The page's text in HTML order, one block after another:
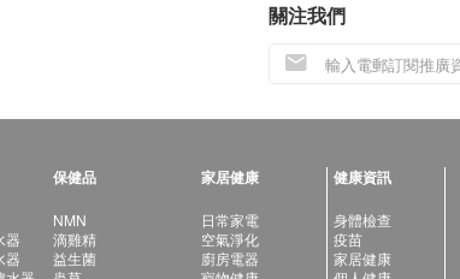
關注我們
器
器
保健品
NMN
滴雞精
益生菌
家居健康
日常家電
空氣淨化
廚房電器
健康資訊
身體檢查
疫苗
家居健康